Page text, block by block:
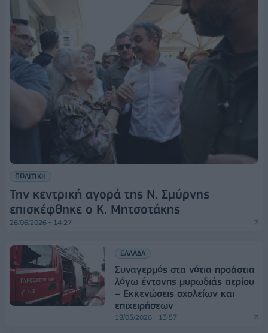
ΠΟΛΙΤΙΚΗ
Την κεντρική αγορά της Ν. Σμύρνης
επισκέφθηκε ο Κ. Μητσοτάκης
26/06/2026 - 14:27
ΕΛΛΑΔΑ
Συναγερμός στα νότια προάστια
λόγω έντονης μυρωδιάς αερίου
– Εκκενώσεις σχολείων και
επιχειρήσεων
19/05/2026 - 13:57